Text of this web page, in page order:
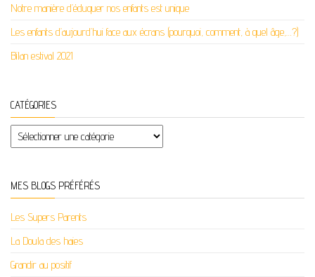
Notre manière d’éduquer nos enfants est unique
Les enfants d’aujourd’hui face aux écrans (pourquoi, comment, à quel âge,…?)
Bilan estival 2021
CATÉGORIES
Catégories
MES BLOGS PRÉFÉRÉS
Les Supers Parents
La Doula des haies
Grandir au positif